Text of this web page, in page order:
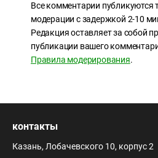
Все комментарии публикуются
модерации с задержкой 2-10
Редакция оставляет за собой
публикации вашего
Правила модерирования.
контакты
Казань, Лобачевского 10, корпус 2